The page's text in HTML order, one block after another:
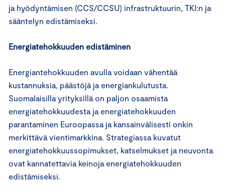
ja hyödyntämisen (CCS/CCSU) infrastruktuurin, TKI:n ja
sääntelyn edistämiseksi.
Energiatehokkuuden edistäminen
Energiantehokkuuden avulla voidaan vähentää
kustannuksia, päästöjä ja energiankulutusta.
Suomalaisilla yrityksillä on paljon osaamista
energiatehokkuudesta ja energiatehokkuuden
parantaminen Euroopassa ja kansainvälisesti onkin
merkittävä vientimarkkina. Strategiassa kuvatut
energiatehokkuussopimukset, katselmukset ja neuvonta
ovat kannatettavia keinoja energiatehokkuuden
edistämiseksi.